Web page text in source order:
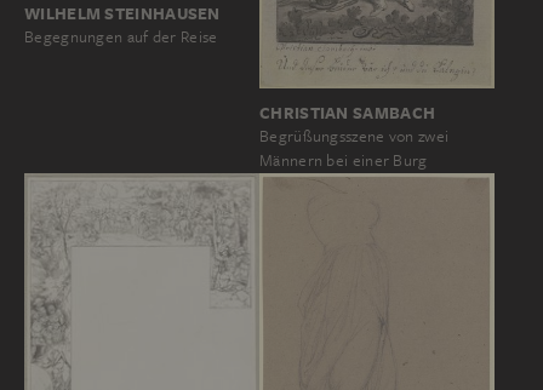
WILHELM STEINHAUSEN
Begegnungen auf der Reise
CHRISTIAN SAMBACH
Begrüßungsszene von zwei
Männern bei einer Burg